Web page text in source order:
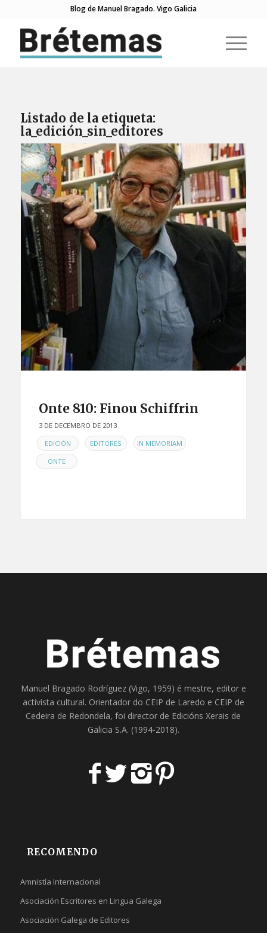
Blog de Manuel Bragado. Vigo Galicia
Listado de la etiqueta:
la_edición_sin_editores
Onte 810: Finou Schiffrin
3 DE DECEMBRO DE 2013
EN
EDICIÓN , EDITORES , IN MEMORIAM ,
ONTE
Manuel Bragado Rodríguez (Vigo, 1959) é mestre, editor e
activista cultural. Orientador do CEIP de Laredo e CEIP de
Cedeira de Redondela, foi director de Edicións Xerais de
Galicia S.A. (1994-2018).
RECOMENDO
Amnistía Internacional
Asociación Escritores en Lingua Galega
Asociación Galega de Editores